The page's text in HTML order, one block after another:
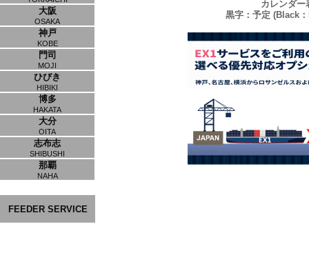
大阪
OSAKA
神戸
KOBE
門司
MOJI
ひびき
HIBIKI
博多
HAKATA
大分
OITA
志布志
SHIBUSHI
那覇
NAHA
FEEDER SERVICE
カレンダー
黒字：予定 (Black